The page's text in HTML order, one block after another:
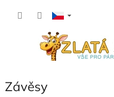
Závěsy